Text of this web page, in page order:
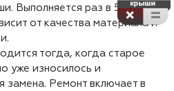
Выполняется раз в 5–7 лет.
от качества материала и
тогда, когда старое
уже износилось и
замена. Ремонт включает в